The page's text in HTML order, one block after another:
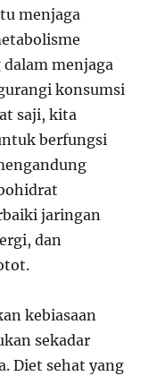
menjaga
menjaga
konsumsi
saji, kita
berfungsi
jaringan
dan
kebiasaan
sekadar
Diet sehat yang